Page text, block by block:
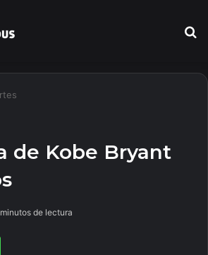
de Kobe Bryant
de lectura
WhatsApp